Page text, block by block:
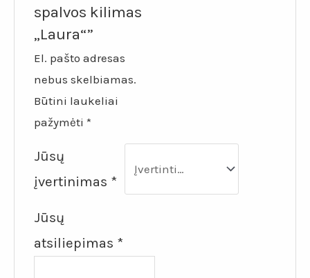
spalvos kilimas
„Laura“”
El. pašto adresas
nebus skelbiamas.
Būtini laukeliai
pažymėti*
Jūsų
įvertinimas *
Jūsų
atsiliepimas *